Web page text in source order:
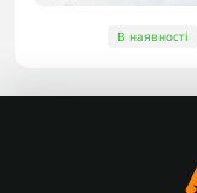
В наявності